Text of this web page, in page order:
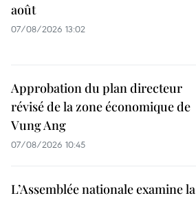
août
07/08/2026 13:02
Approbation du plan directeur
révisé de la zone économique de
Vung Ang
07/08/2026 10:45
L’Assemblée nationale examine la